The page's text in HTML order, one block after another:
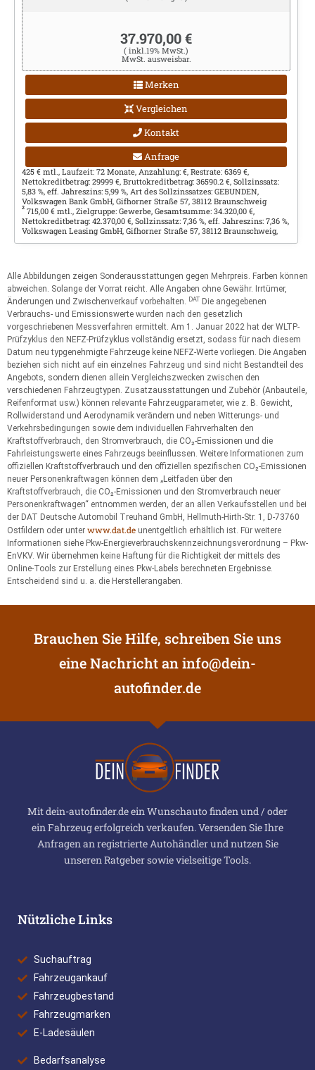
37.970,00 €
( inkl.19% MwSt.)
MwSt. ausweisbar.
Merken
Vergleichen
Kontakt
Anfrage
425 € mtl., Laufzeit: 72 Monate, Anzahlung: €, Restrate: 6369 €,
Nettokreditbetrag: 29999 €, Bruttokreditbetrag: 36590.2 €, Sollzinssatz:
5,83 %, eff. Jahreszins: 5,99 %, Art des Sollzinssatzes: GEBUNDEN,
Volkswagen Bank GmbH, Gifhorner Straße 57, 38112 Braunschweig
2 715,00 € mtl., Zielgruppe: Gewerbe, Gesamtsumme: 34.320,00 €,
Nettokreditbetrag: 42.370,00 €, Sollzinssatz: 7,36 %, eff. Jahreszins: 7,36 %,
Volkswagen Leasing GmbH, Gifhorner Straße 57, 38112 Braunschweig,
Alle Abbildungen zeigen Sonderausstattungen gegen Mehrpreis. Farben können
abweichen. Solange der Vorrat reicht. Alle Angaben ohne Gewähr. Irrtümer,
Änderungen und Zwischenverkauf vorbehalten. DAT Die angegebenen
Verbrauchs- und Emissionswerte wurden nach den gesetzlich
vorgeschriebenen Messverfahren ermittelt. Am 1. Januar 2022 hat der WLTP-
Prüfzyklus den NEFZ-Prüfzyklus vollständig ersetzt, sodass für nach diesem
Datum neu typgenehmigte Fahrzeuge keine NEFZ-Werte vorliegen. Die Angaben
beziehen sich nicht auf ein einzelnes Fahrzeug und sind nicht Bestandteil des
Angebots, sondern dienen allein Vergleichszwecken zwischen den
verschiedenen Fahrzeugtypen. Zusatzausstattungen und Zubehör (Anbauteile,
Reifenformat usw.) können relevante Fahrzeugparameter, wie z. B. Gewicht,
Rollwiderstand und Aerodynamik verändern und neben Witterungs- und
Verkehrsbedingungen sowie dem individuellen Fahrverhalten den
Kraftstoffverbrauch, den Stromverbrauch, die CO₂-Emissionen und die
Fahrleistungswerte eines Fahrzeugs beeinflussen. Weitere Informationen zum
offiziellen Kraftstoffverbrauch und den offiziellen spezifischen CO₂-Emissionen
neuer Personenkraftwagen können dem „Leitfaden über den
Kraftstoffverbrauch, die CO₂-Emissionen und den Stromverbrauch neuer
Personenkraftwagen“ entnommen werden, der an allen Verkaufsstellen und bei
der DAT Deutsche Automobil Treuhand GmbH, Hellmuth-Hirth-Str. 1, D-73760
Ostfildern oder unter www.dat.de unentgeltlich erhältlich ist. Für weitere
Informationen siehe Pkw-Energieverbrauchskennzeichnungsverordnung – Pkw-
EnVKV. Wir übernehmen keine Haftung für die Richtigkeit der mittels des
Online-Tools zur Erstellung eines Pkw-Labels berechneten Ergebnisse.
Entscheidend sind u. a. die Herstellerangaben.
Brauchen Sie Hilfe, schreiben Sie uns
eine Nachricht aninfo@dein-
autofinder.de
Mit dein-autofinder.de ein Wunschauto finden und / oder
ein Fahrzeug erfolgreich verkaufen. Versenden Sie Ihre
Anfragen an registrierte Autohändler und nutzen Sie
unseren Ratgeber sowie vielseitige Tools.
Nützliche Links
Suchauftrag
Fahrzeugankauf
Fahrzeugbestand
Fahrzeugmarken
E-Ladesäulen
Bedarfsanalyse